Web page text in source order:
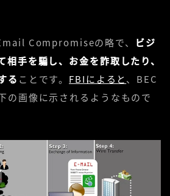
Compromiseの略で、
ビジ
相手を騙し、お金を詐取したり、
る ことです。 FBIによると、BEC
の画像に示されるようなもので